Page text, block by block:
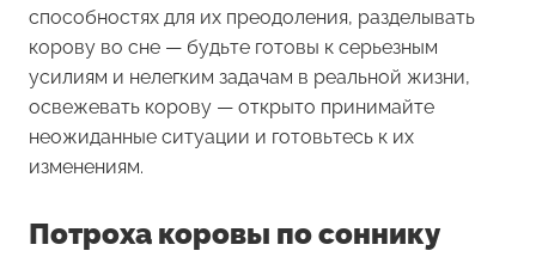
способностях для их преодоления, разделывать
корову во сне — будьте готовы к серьезным
усилиям и нелегким задачам в реальной жизни,
освежевать корову — открыто принимайте
неожиданные ситуации и готовьтесь к их
изменениям.
Потроха коровы по соннику